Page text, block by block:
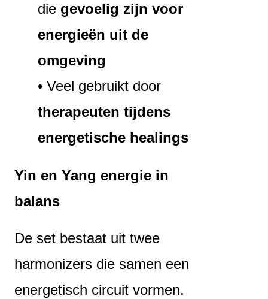
die gevoelig zijn voor
energieën uit de
omgeving
• Veel gebruikt door
therapeuten tijdens
energetische healings
Yin en Yang energie in
balans
De set bestaat uit twee
harmonizers die samen een
energetisch circuit vormen.